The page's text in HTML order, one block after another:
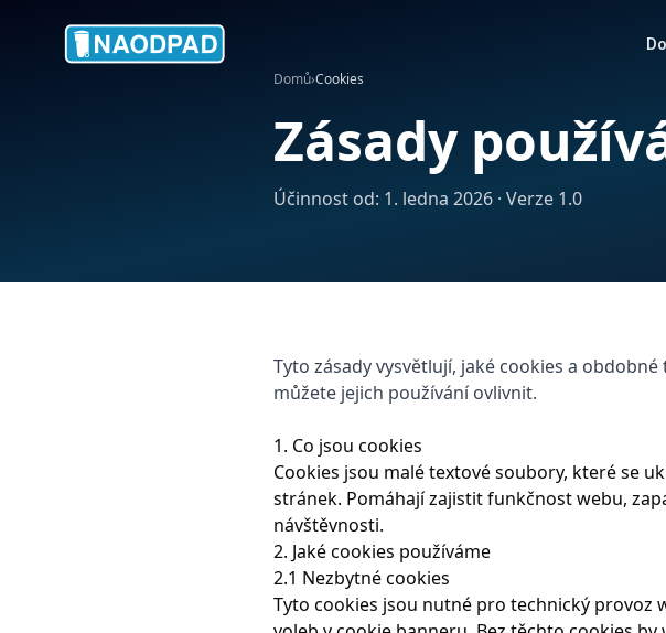
Domů›Cookies
Zásady
Účinnost od: 1. ledna 2026 · Verze 1.0
Tyto zásady vysvětlují, jaké cookies a
můžete jejich používání ovlivnit.
1. Co jsou cookies
Cookies jsou malé textové soubory, které se
stránek. Pomáhají zajistit funkčnost webu,
návštěvnosti.
2. Jaké cookies používáme
2.1 Nezbytné cookies
Tyto cookies jsou nutné pro technický provoz